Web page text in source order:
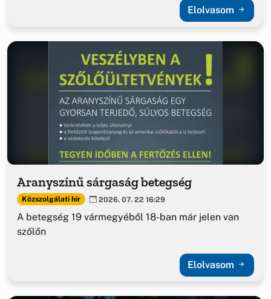
Elolvasom
Aranyszínű sárgaság betegség
Közszolgálati hír 2026. 07. 22 16:29
A betegség 19 vármegyéből 18-ban már jelen van
szőlőn
Elolvasom